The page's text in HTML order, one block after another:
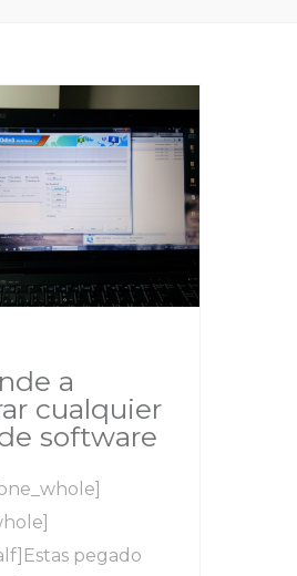
a
cualquier
software
pegado